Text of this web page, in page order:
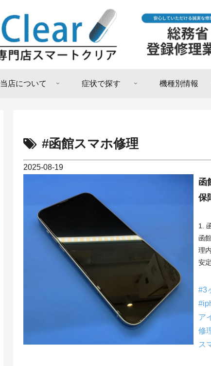
当店について 症状で探す 機種別情報
#函館スマホ修理
2025-08-19
函
保
1.
函
理
安
#3
ア
修
ス